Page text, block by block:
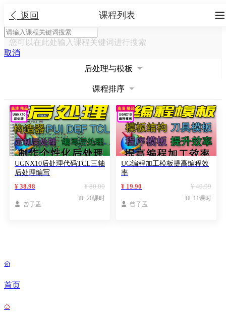
 返回 
课程列表
您可以在此处输入课程关键词进行搜索
取消
后处理与模板
课程排序
UGNX10后处理代码TCL三轴
后处理编写
¥ 80.00
¥ 38.98
 曾子孟
 20课时
UG编程加工模板提高编程效
率
¥ 49.99
¥ 19.90
 曾子孟
 11课时

首页
